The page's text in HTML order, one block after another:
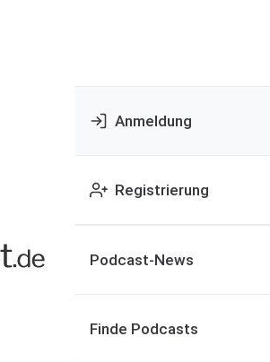
Anmeldung
Registrierung
Podcast-News
Finde Podcasts